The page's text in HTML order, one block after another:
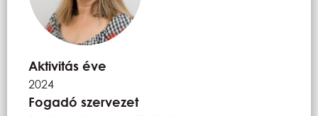
Aktivitás éve
2024
Fogadó szervezet